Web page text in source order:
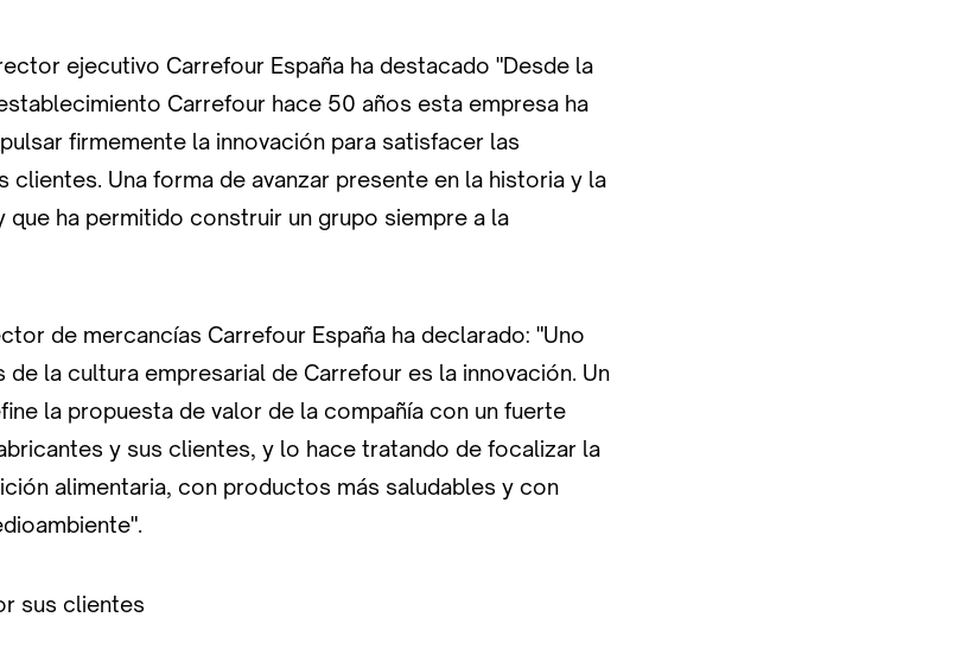
ejecutivo Carrefour España ha destacado "Desde la
Carrefour hace 50 años esta empresa ha
firmemente la innovación para satisfacer las
clientes. Una forma de avanzar presente en la historia y la
que ha permitido construir un grupo siempre a la
de mercancías Carrefour España ha declarado: "Uno
la cultura empresarial de Carrefour es la innovación. Un
la propuesta de valor de la compañía con un fuerte
y sus clientes, y lo hace tratando de focalizar la
alimentaria, con productos más saludables y con
sus clientes